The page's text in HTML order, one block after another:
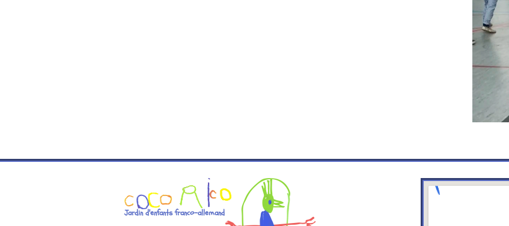
Jardin d'enfants franco-allemand